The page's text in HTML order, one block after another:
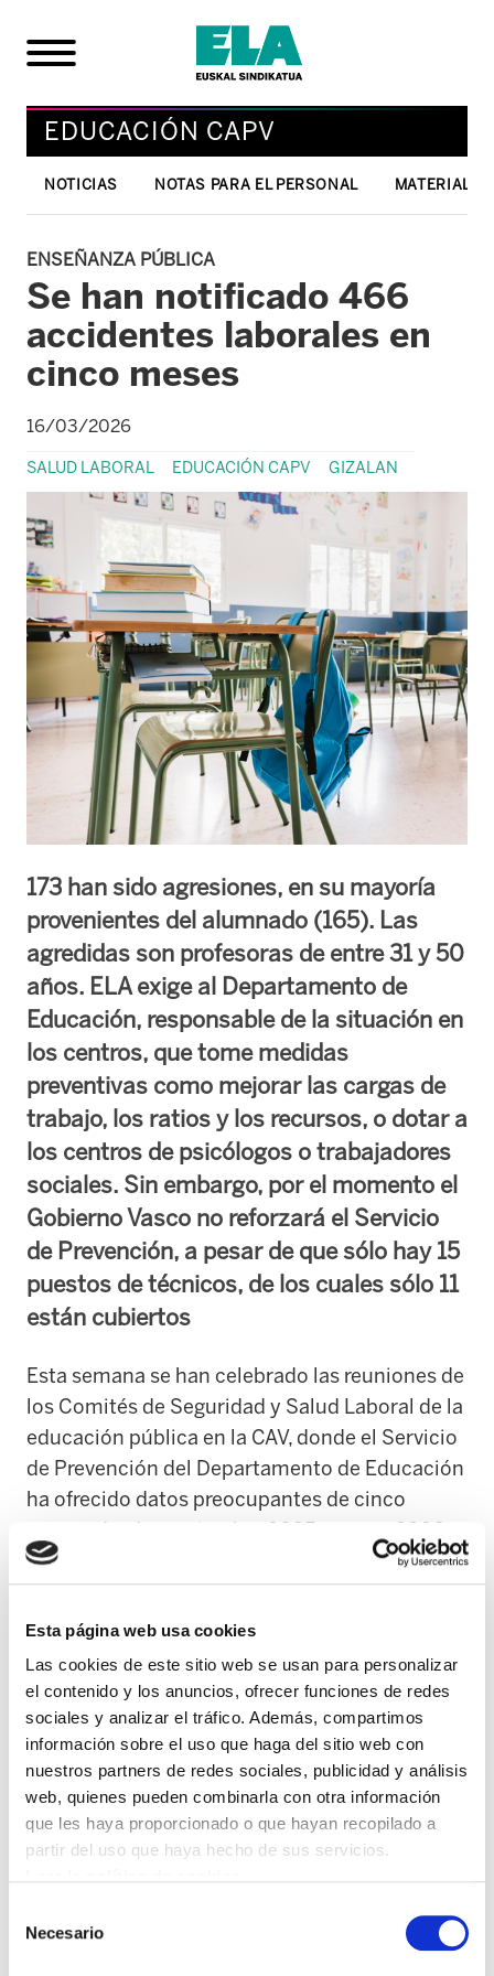
Esta página web usa cookies
Las cookies de este sitio web se usan para personalizar
el contenido y los anuncios, ofrecer funciones de redes
sociales y analizar el tráfico. Además, compartimos
información sobre el uso que haga del sitio web con
nuestros partners de redes sociales, publicidad y análisis
web, quienes pueden combinarla con otra información
que les haya proporcionado o que hayan recopilado a
partir del uso que haya hecho de sus servicios.
Necesario
EDUCACIÓN CAPV
NOTICIAS NOTAS PARA EL PERSONAL MATERIAL
ENSEÑANZA PÚBLICA
Se han notificado 466
accidentes laborales en
cinco meses
16/03/2026
SALUD LABORAL EDUCACIÓN CAPV GIZALAN
173 han sido agresiones, en su mayoría
provenientes del alumnado (165). Las
agredidas son profesoras de entre 31 y 50
años. ELA exige al Departamento de
Educación, responsable de la situación en
los centros, que tome medidas
preventivas como mejorar las cargas de
trabajo, los ratios y los recursos, o dotar a
los centros de psicólogos o trabajadores
sociales. Sin embargo, por el momento el
Gobierno Vasco no reforzará el Servicio
de Prevención, a pesar de que sólo hay 15
puestos de técnicos, de los cuales sólo 11
están cubiertos
Esta semana se han celebrado las reuniones de
los Comités de Seguridad y Salud Laboral de la
educación pública en la CAV, donde el Servicio
de Prevención del Departamento de Educación
ha ofrecido datos preocupantes de cinco
meses, desde septiembre 2025 a enero 2026.
En total, se han registrado 466 accidentes
laborales en cinco meses, de los cuales 173 han
sido agresiones. En total, se han constatado
conflictos en 7 centros y recibido 16 solicitudes
de atención psicológica. En la mayoría de los
casos las agresiones provienen del alumnado
(165) y las agredidas son profesoras de entre 31
y 50 años. Del 23% de los casos registrados, el
23% han ocurrido "in itinere", es decir, en
tránsito.
solicitar bajas laborales a pesar de las